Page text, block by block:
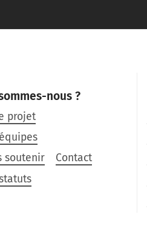
nous ?
projet
soutenir
Contact